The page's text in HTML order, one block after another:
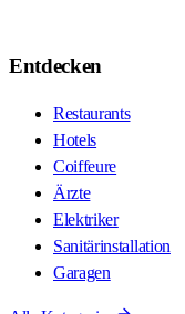
Entdecken
Restaurants
Hotels
Coiffeure
Ärzte
Elektriker
Sanitärinstallation
Garagen